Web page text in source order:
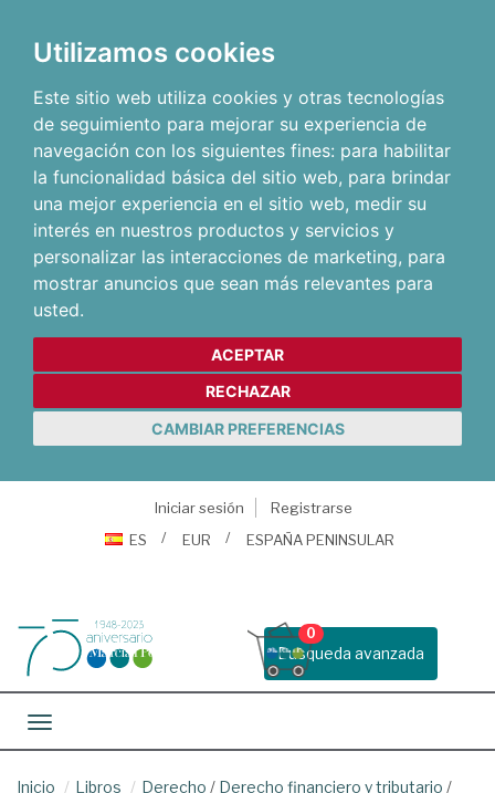
Utilizamos cookies
Este sitio web utiliza cookies y otras tecnologías
de seguimiento para mejorar su experiencia de
navegación con los siguientes fines: para habilitar
la funcionalidad básica del sitio web, para brindar
una mejor experiencia en el sitio web, medir su
interés en nuestros productos y servicios y
personalizar las interacciones de marketing, para
mostrar anuncios que sean más relevantes para
usted.
ACEPTAR
RECHAZAR
CAMBIAR PREFERENCIAS
Iniciar sesión
Registrarse
ES
EUR ESPAÑA PENINSULAR
Busqueda avanzada
0
Toggle navigation
Inicio Libros Derecho / Derecho financiero y tributario /